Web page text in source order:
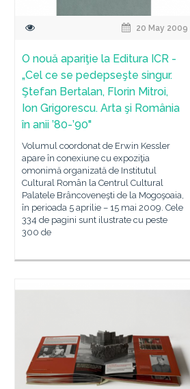
20 May 2009
O nouă apariţie la Editura ICR -
„Cel ce se pedepseşte singur.
Ştefan Bertalan, Florin Mitroi,
Ion Grigorescu. Arta şi România
în anii ’80-’90"
Volumul coordonat de Erwin Kessler
apare în conexiune cu expoziţia
omonimă organizată de Institutul
Cultural Român la Centrul Cultural
Palatele Brâncoveneşti de la Mogoşoaia,
în perioada 5 aprilie – 15 mai 2009. Cele
334 de pagini sunt ilustrate cu peste
300 de